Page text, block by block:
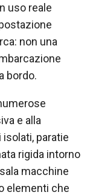
uso reale
non una
bordo.
e alla
paratie
rigida intorno
macchine
elementi che